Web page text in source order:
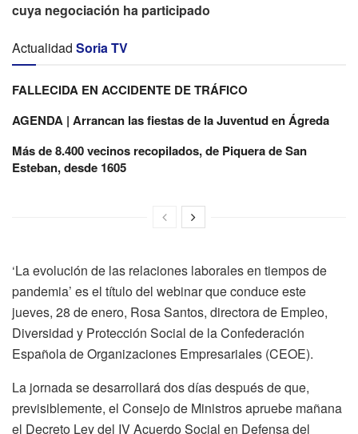
cuya negociación ha participado
Actualidad Soria TV
FALLECIDA EN ACCIDENTE DE TRÁFICO
AGENDA | Arrancan las fiestas de la Juventud en Ágreda
Más de 8.400 vecinos recopilados, de Piquera de San
Esteban, desde 1605
‘La evolución de las relaciones laborales en tiempos de
pandemia’ es el título del webinar que conduce este
jueves, 28 de enero, Rosa Santos, directora de Empleo,
Diversidad y Protección Social de la Confederación
Española de Organizaciones Empresariales (CEOE).
La jornada se desarrollará dos días después de que,
previsiblemente, el Consejo de Ministros apruebe mañana
el Decreto Ley del IV Acuerdo Social en Defensa del